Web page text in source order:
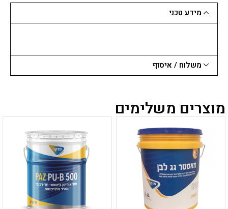
כרמית
מידע טכני
משלוח / איסוף
מוצרים משלימים